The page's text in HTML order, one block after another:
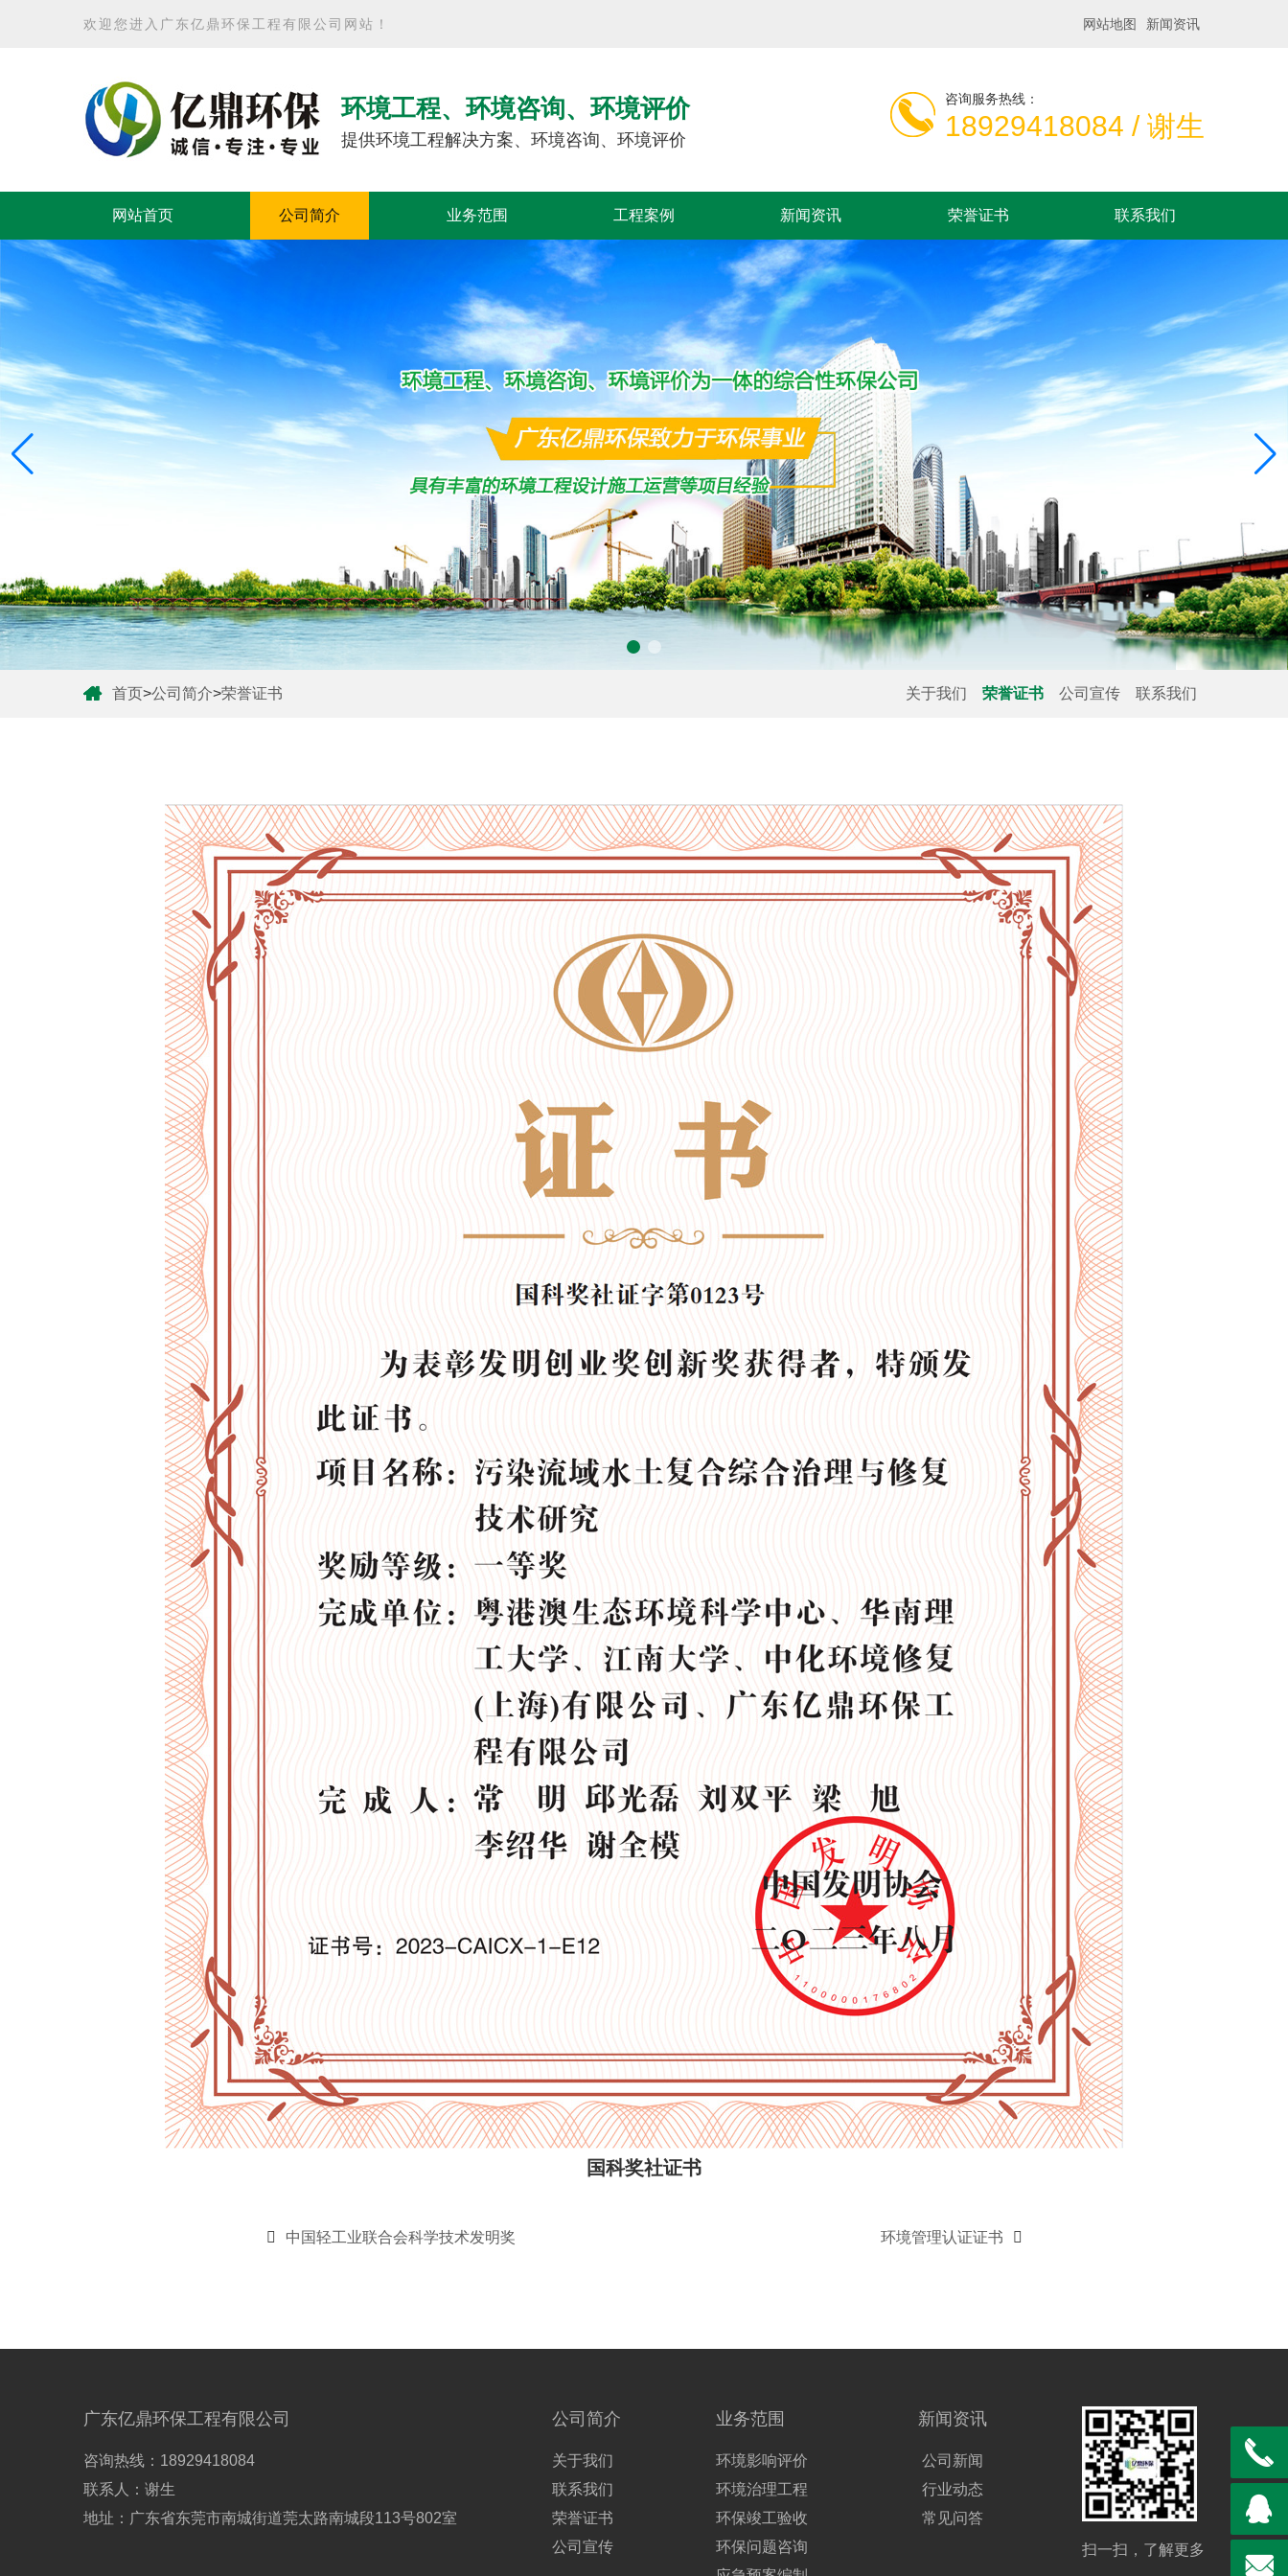
欢迎您进入广东亿鼎环保工程有限公司网站！ 网站地图 新闻资讯
环境工程、环境咨询、环境评价
提供环境工程解决方案、环境咨询、环境评价
咨询服务热线：
18929418084 / 谢生
网站首页 公司简介 业务范围 工程案例 新闻资讯 荣誉证书 联系我们
首页>公司简介>荣誉证书 关于我们 荣誉证书 公司宣传 联系我们
国科奖社证书
中国轻工业联合会科学技术发明奖 环境管理认证证书
广东亿鼎环保工程有限公司
咨询热线：18929418084
联系人：谢生
地址：广东省东莞市南城街道莞太路南城段113号802室
公司简介
关于我们
联系我们
荣誉证书
公司宣传
业务范围
环境影响评价
环境治理工程
环保竣工验收
环保问题咨询
新闻资讯
公司新闻
行业动态
常见问答
扫一扫，了解更多